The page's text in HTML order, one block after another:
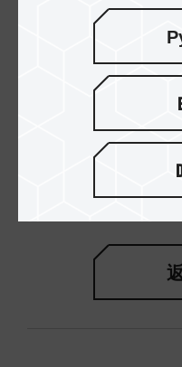
【3】数据救援服务仅适用于可被
【4】Nintendo Switch™ 2 为
【5】以《巫师3：狂猎》完整版
【了解更多】
TEAMGROUP